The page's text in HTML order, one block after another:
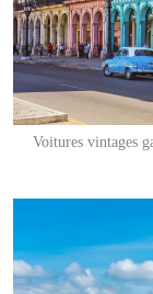
Voitures vintages